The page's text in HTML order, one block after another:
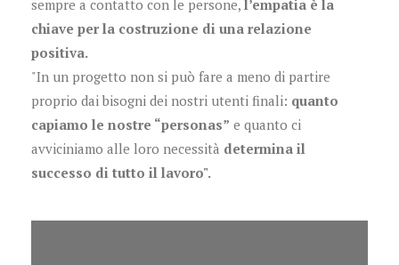
sempre a contatto con le persone, l’empatia è la
chiave per la costruzione di una relazione
positiva.
"In un progetto non si può fare a meno di partire
proprio dai bisogni dei nostri utenti finali: quanto
capiamo le nostre “personas” e quanto ci
avviciniamo alle loro necessità determina il
successo di tutto il lavoro".